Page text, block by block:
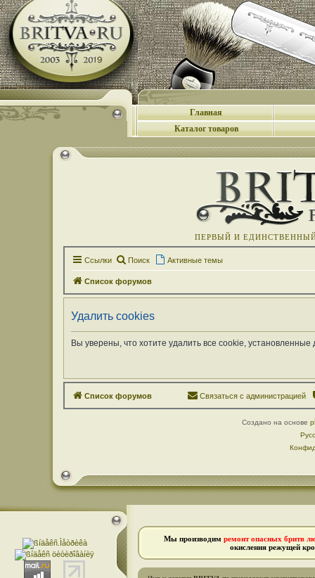
Главная
Каталог товаров
ПЕРВЫЙ И
Ссылки Поиск Активные темы
Список форумов
Удалить cookies
Вы уверены, что хотите удалить все cookie,
Список форумов Связаться с администрацией
Создано на основе
Мы производим ремонт опасных бритв
окисления режущей